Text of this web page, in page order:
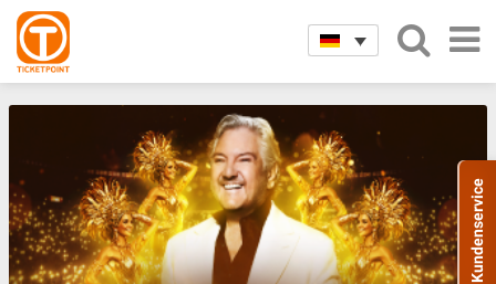
Evenementen Klik hier voor meer Evenementen
Kundenservice